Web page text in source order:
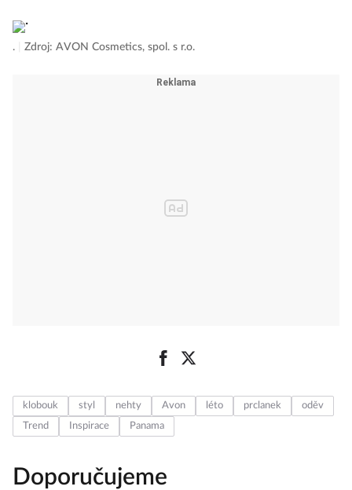
. Zdroj: AVON Cosmetics, spol. s r.o.
klobouk styl nehty Avon léto prclanek
oděv
Trend
Inspirace Panama
Doporučujeme